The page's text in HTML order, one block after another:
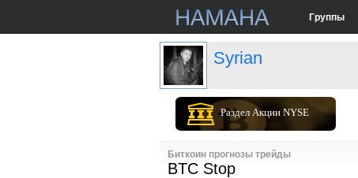
Группы
Syrian
Раздел Акции NYSE
Биткоин прогнозы трейды
BTC Stop